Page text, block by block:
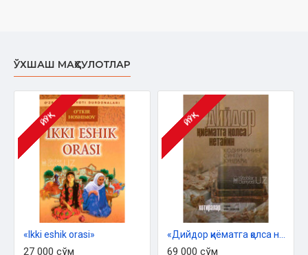
ЎХШАШ МАҲСУЛОТЛАР
ЙЎҚ
«Ikki eshik orasi»
27 000 сўм
ЙЎҚ
69 000 сўм